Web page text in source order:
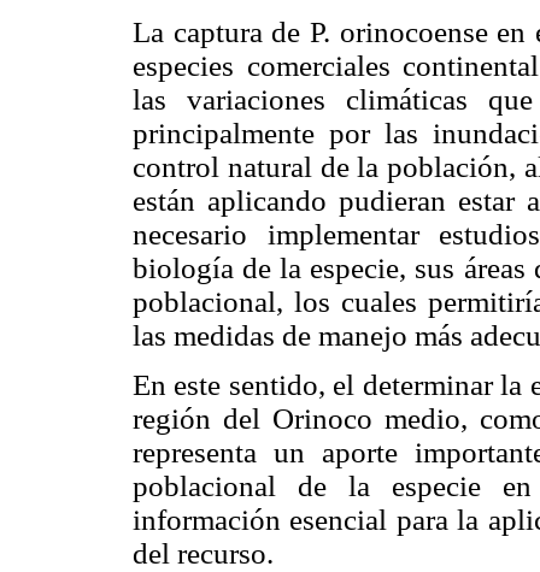
La captura de P. orinocoense
especies comerciales
las variaciones climáticas
principalmente por las
control natural de la población,
están aplicando pudieran estar
necesario implementar
biología de la especie, sus
poblacional, los cuales
las medidas de manejo más
En este sentido, el determinar la
región del Orinoco medio,
representa un aporte
poblacional de la especie
información esencial para la
del recurso.